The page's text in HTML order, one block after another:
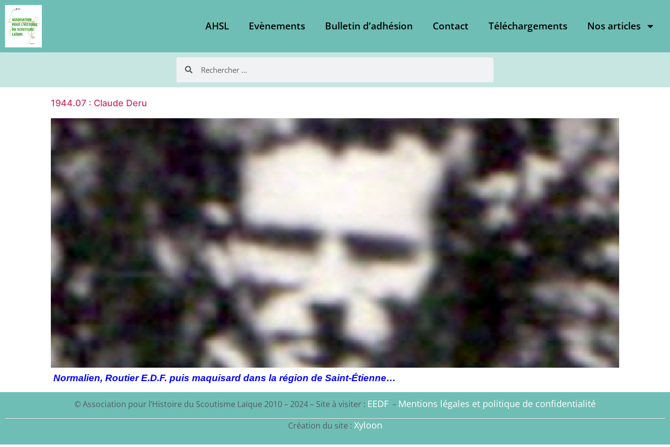
AHSL Evènements Bulletin d’adhésion Contact Téléchargements Nos articles
1944.07 : Claude Deru
Normalien, Routier E.D.F. puis maquisard dans la région de Saint-Étienne…
© Association pour l’Histoire du Scoutisme Laïque 2010 – 2024 – Site à visiter : EEDF – Mentions légales et politique de confidentialité
Création du site : Xyloon